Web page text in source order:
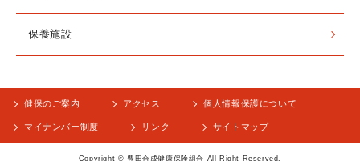
保養施設
健保のご案内 アクセス 個人情報保護について
マイナンバー制度 リンク サイトマップ
Copyright © 豊田合成健康保険組合 All Right Reserved.